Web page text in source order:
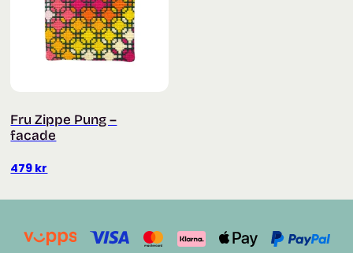
Fru Zippe Pung –
facade
479 kr